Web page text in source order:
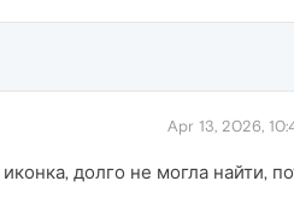
Apr 13, 2026,
долго не могла найти,